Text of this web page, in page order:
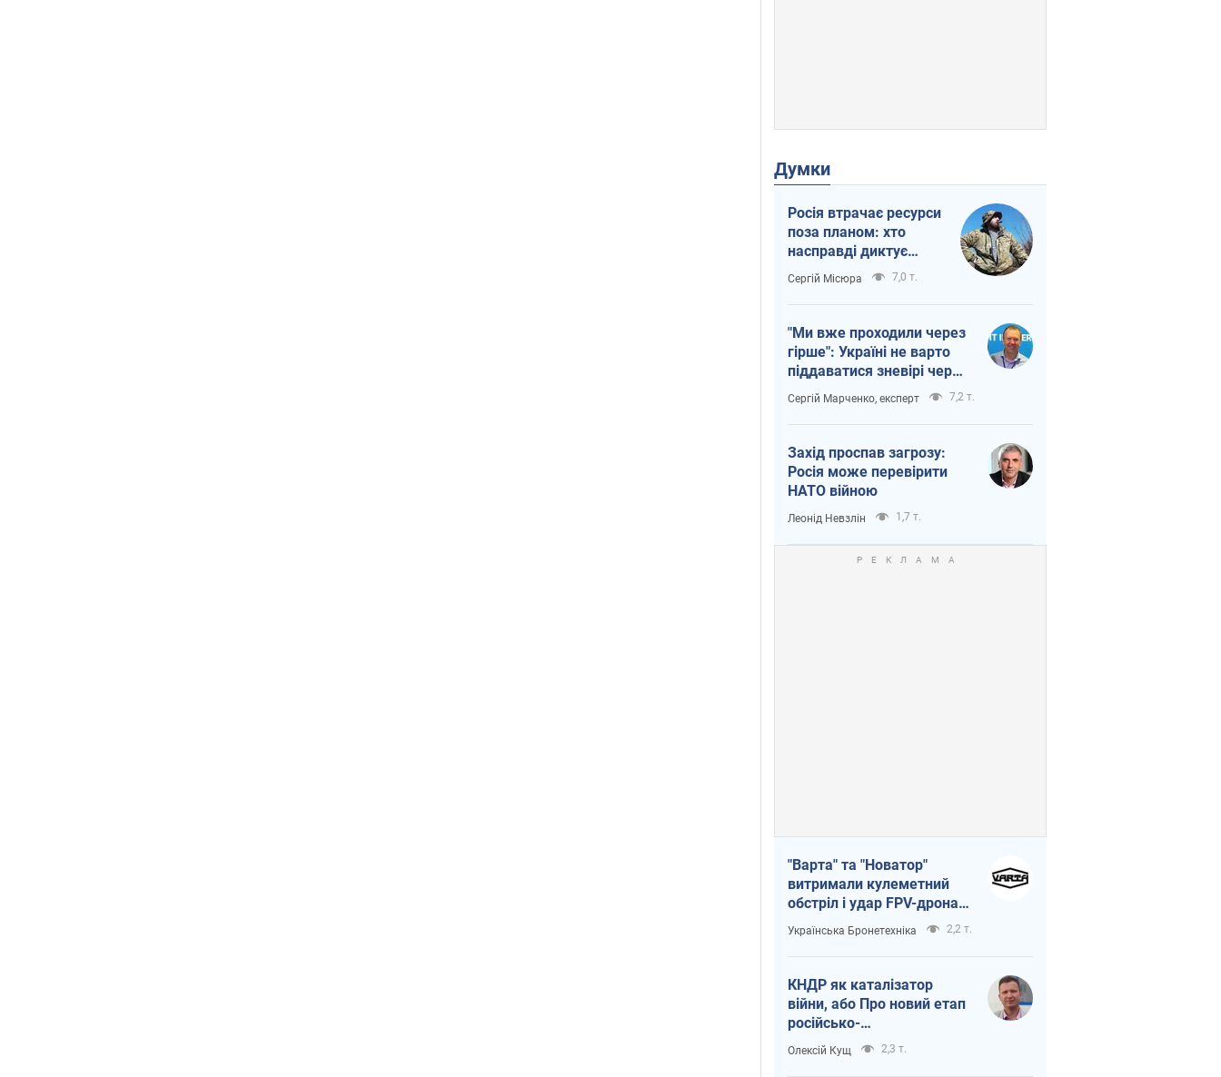
Думки
Росія втрачає ресурси
поза планом: хто
насправді диктує
темп війни
Сергій Місюра 7,0 т.
"Ми вже проходили через
гірше": Україні не варто
піддаватися зневірі через
ракетний терор
Сергій Марченко, експерт 7,2 т.
Захід проспав загрозу:
Росія може перевірити
НАТО війною
Леонід Невзлін 1,7 т.
"Варта" та "Новатор"
витримали кулеметний
обстріл і удар FPV-дрона,
врятувавши життя
офіцеру ЗСУ
Українська Бронетехніка 2,2 т.
КНДР як каталізатор
війни, або Про новий етап
російсько-
північнокорейського
Олексій Кущ 2,3 т.